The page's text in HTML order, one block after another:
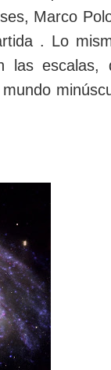
Marco
. Lo
las escalas,